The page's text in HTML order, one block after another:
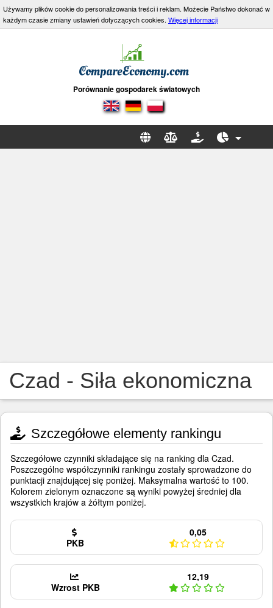
Używamy plików cookie do personalizowania treści i reklam. Możecie Państwo dokonać w
każdym czasie zmiany ustawień dotyczących cookies. Więcej informacji
Porównanie gospodarek światowych
Czad - Siła ekonomiczna
Szczegółowe elementy rankingu
Szczegółowe czynniki składające się na ranking dla Czad.
Poszczególne współczynniki rankingu zostały sprowadzone do
punktacji znajdującej się poniżej. Maksymalna wartość to 100.
Kolorem zielonym oznaczone są wyniki powyżej średniej dla
wszystkich krajów a żółtym poniżej.
PKB
0,05
Wzrost PKB
12,19